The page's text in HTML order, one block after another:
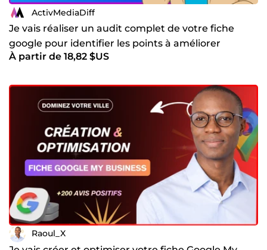
ActivMediaDiff
Je vais réaliser un audit complet de votre fiche
google pour identifier les points à améliorer
À partir de 18,82 $US
Raoul_X